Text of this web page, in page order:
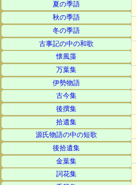
夏の季語
秋の季語
冬の季語
古事記の中の和歌
懐風藻
万葉集
伊勢物語
古今集
後撰集
拾遺集
源氏物語の中の短歌
後拾遺集
金葉集
詞花集